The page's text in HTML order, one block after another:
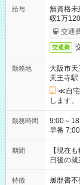
給与
無資格
収1万
交通
交通費
勤務地
大阪市天
天王寺駅
≪自宅
します。
勤務時間
9:00～18:00（休憩60
早番 7:00～
い」 「
たくない
の方へ
の勤務
期間
【現在
日後の就
特徴 履歴書不